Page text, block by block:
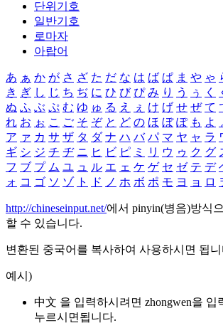
단위기호
일반기호
로마자
아랍어
あ ぁ か が さ ざ た だ な は ば ぱ ま や ゃ
き ぎ し じ ち ぢ に ひ び ぴ み り う ぅ く
ぬ ふ ぶ ぷ む ゆ ゅ る え ぇ け げ せ ぜ て
れ お ぉ こ ご そ ぞ と ど の ほ ぼ ぽ も よ
ア ァ カ サ ザ タ ダ ナ ハ バ パ マ ヤ ャ ラ
ギ シ ジ チ ヂ ニ ヒ ビ ピ ミ リ ウ ゥ ク グ
フ ブ プ ム ユ ュ ル エ ェ ケ ゲ セ ゼ テ デ
ォ コ ゴ ソ ゾ ト ド ノ ホ ボ ポ モ ヨ ョ ロ
http://chineseinput.net/에서 pinyin(병음)방식
할 수 있습니다.
변환된 중국어를 복사하여 사용하시면 됩니
예시)
中文 을 입력하시려면 zhongwen을 입
누르시면됩니다.